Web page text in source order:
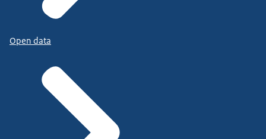
Open data